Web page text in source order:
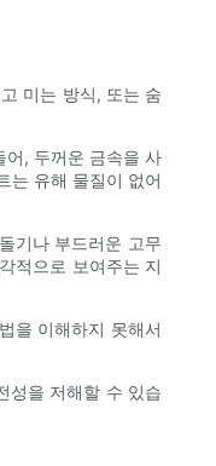
미는 방식, 또는 숨
어, 두꺼운 금속을 사
는 유해 물질이 없어
기나 부드러운 고무
적으로 보여주는 지
을 이해하지 못해서
성을 저해할 수 있습